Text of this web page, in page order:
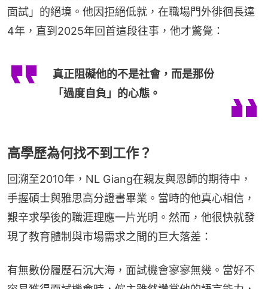
面試」的絕境。他因拒絕低就，在職場門外徘徊長達
4年，直到2025年回首這段往事，他才驚覺：
真正阻礙他的不是社會，而是那份
「過度自負」的心態。
高學歷為何找不到工作？
回溯至2010年，NL Giang在親友與恩師的期待中，
手握碩士與雅思高分證書畢業。當時的他真心相信，
艱辛求學後的職涯理應一片光明。然而，他很快就發
現了教育體制與市場需求之間的巨大落差：
有無數份履歷石沉大海，面試機會寥寥無幾。當好不